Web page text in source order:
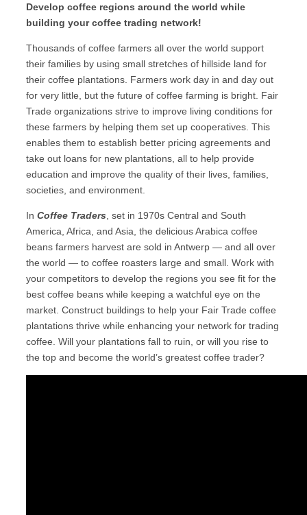
Develop coffee regions around the world while
building your coffee trading network!
Thousands of coffee farmers all over the world support
their families by using small stretches of hillside land for
their coffee plantations. Farmers work day in and day out
for very little, but the future of coffee farming is bright. Fair
Trade organizations strive to improve living conditions for
these farmers by helping them set up cooperatives. This
enables them to establish better pricing agreements and
take out loans for new plantations, all to help provide
education and improve the quality of their lives, families,
societies, and environment.
In Coffee Traders , set in 1970s Central and South
America, Africa, and Asia, the delicious Arabica coffee
beans farmers harvest are sold in Antwerp — and all over
the world — to coffee roasters large and small. Work with
your competitors to develop the regions you see fit for the
best coffee beans while keeping a watchful eye on the
market. Construct buildings to help your Fair Trade coffee
plantations thrive while enhancing your network for trading
coffee. Will your plantations fall to ruin, or will you rise to
the top and become the world’s greatest coffee trader?